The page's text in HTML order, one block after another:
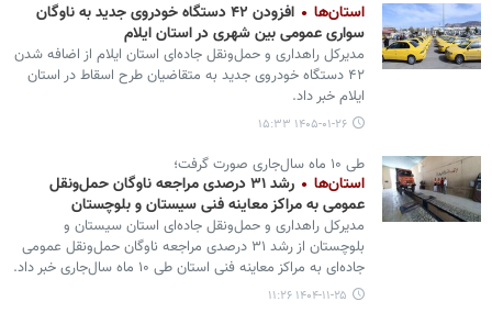
استان‌ها
افزودن ۴۲ دستگاه خودروی جدید به ناوگان
سواری عمومی بین شهری در استان ایلام
مدیرکل راهداری و حمل‌‎ونقل جاده‌ای استان ایلام از اضافه شدن
۴۲ دستگاه خودروی جدید به متقاضیان طرح اسقاط در استان
ایلام خبر داد.
۱۴۰۵-۰۱-۲۶ ۱۵:۳۳
طی ۱۰ ماه سال‌جاری صورت گرفت؛
استان‌ها
رشد ۳۱ درصدی مراجعه ناوگان حمل‌ونقل
عمومی به مراکز معاینه فنی سیستان و بلوچستان
مدیرکل راهداری و حمل‌ونقل جاده‌ای استان سیستان و
بلوچستان از رشد ۳۱ درصدی مراجعه ناوگان حمل‌ونقل عمومی
جاده‌ای به مراکز معاینه فنی استان طی ۱۰ ماه سال‌جاری خبر داد.
۱۴۰۴-۱۱-۲۵ ۱۱:۲۶